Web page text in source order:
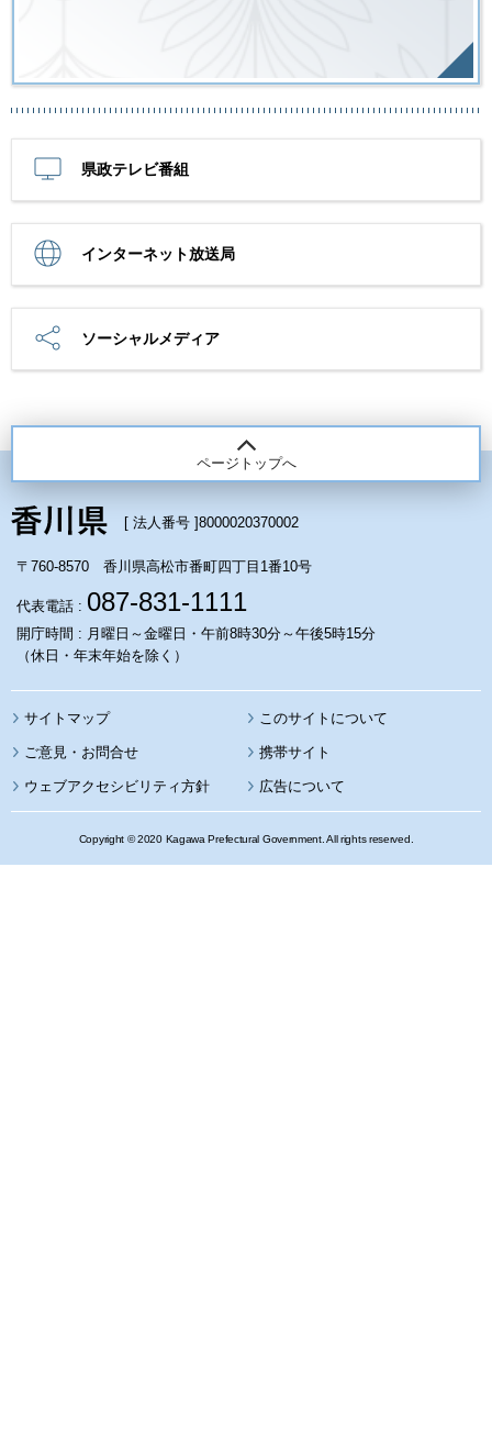
県政テレビ番組
インターネット放送局
ソーシャルメディア
ページトップへ
[ 法人番号 ]8000020370002
〒760-8570 香川県高松市番町四丁目1番10号
代表電話 : 087-831-1111
開庁時間 : 月曜日～金曜日・午前8時30分～午後5時15分
（休日・年末年始を除く）
サイトマップ このサイトについて
携帯サイト
ウェブアクセシビリティ方針 広告について
Copyright © 2020 Kagawa Prefectural Government. All rights reserved.